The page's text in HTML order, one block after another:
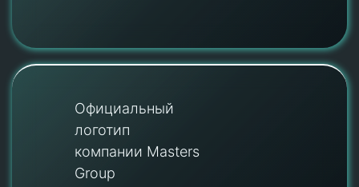
Официальный
логотип
компании Masters
Group